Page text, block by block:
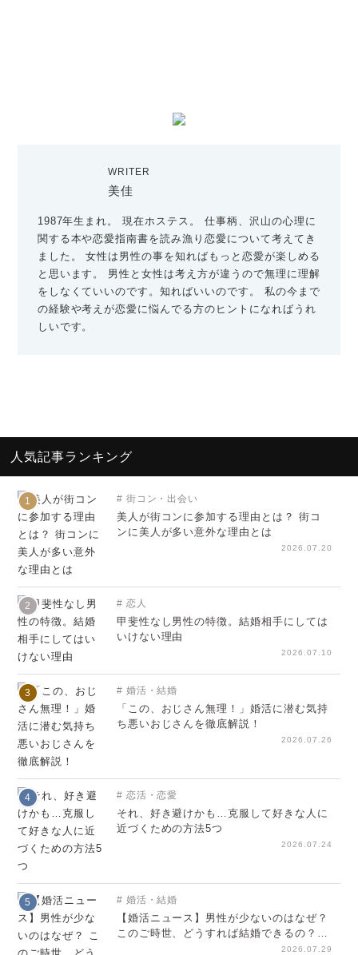
WRITER
美佳
1987年生まれ。 現在ホステス。 仕事柄、沢山の心理に
関する本や恋愛指南書を読み漁り恋愛について考えてき
ました。 女性は男性の事を知ればもっと恋愛が楽しめる
と思います。 男性と女性は考え方が違うので無理に理解
をしなくていいのです。知ればいいのです。 私の今まで
の経験や考えが恋愛に悩んでる方のヒントになればうれ
しいです。
人気記事ランキング
1 街コン・出会い
美人が街コンに参加する理由とは？ 街コ
ンに美人が多い意外な理由とは
2026.07.20
2 恋人
甲斐性なし男性の特徴。結婚相手にしては
いけない理由
2026.07.10
3 婚活・結婚
「この、おじさん無理！」婚活に潜む気持
ち悪いおじさんを徹底解説！
2026.07.26
4 恋活・恋愛
それ、好き避けかも…克服して好きな人に
近づくための方法5つ
2026.07.24
5 婚活・結婚
【婚活ニュース】男性が少ないのはなぜ？
このご時世、どうすれば結婚できるの？
2026.07.29